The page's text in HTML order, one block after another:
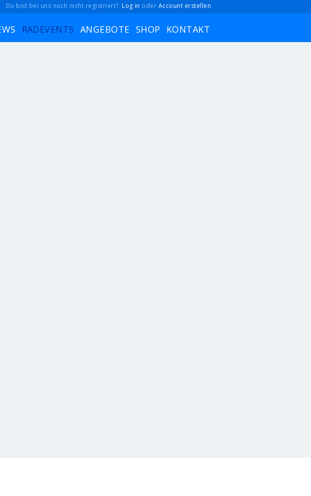
Du bist bei uns noch nicht registriert? Log in oder Account erstellen
RADEVENTS ANGEBOTE SHOP KONTAKT